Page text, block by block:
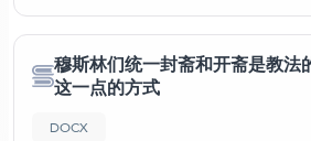
穆斯林们统一封斋和开斋是教法
这一点的方式
DOCX